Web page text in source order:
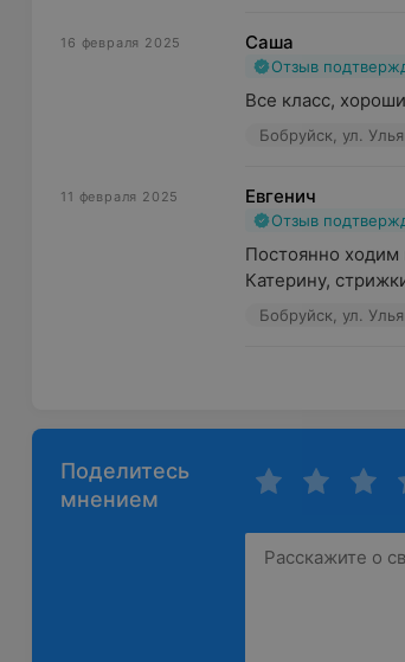
16 февраля 2025 Саша
Отзыв
Все класс,
Бобруйск, ул.
11 февраля 2025 Евгенич
Отзыв
Постоянно ходим
Катерину,
Бобруйск, ул.
Поделитесь
мнением